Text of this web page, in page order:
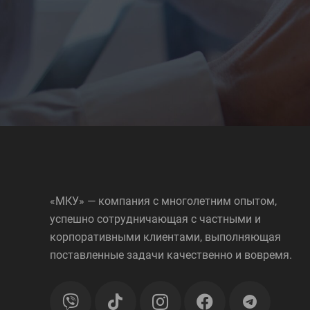
«МКУ» — компания с многолетним опытом,
успешно сотрудничающая с частными и
корпоративными клиентами, выполняющая
поставленные задачи качественно и вовремя.
telegram